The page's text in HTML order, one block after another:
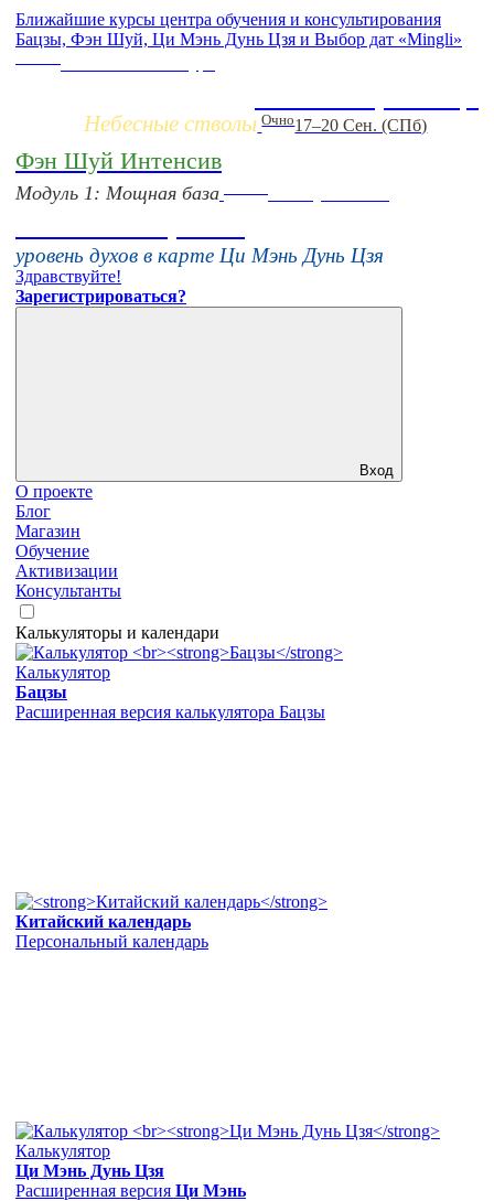
Ближайшие курсы центра обучения и консультирования
Бацзы, Фэн Шуй, Ци Мэнь Дунь Цзя и Выбор дат «Mingli»
Небесные стволы Очно17–20 Сен. (СПб)
Фэн Шуй Интенсив
Модуль 1: Мощная база
уровень духов в карте Ци Мэнь Дунь Цзя
Здравствуйте!
Зарегистрироваться?
Вход
О проекте
Блог
Магазин
Обучение
Активизации
Консультанты
Калькуляторы и календари
Калькулятор
Бацзы
Расширенная версия калькулятора Бацзы
Китайский календарь
Персональный календарь
Калькулятор
Ци Мэнь Дунь Цзя
Расширенная версия Ци Мэнь